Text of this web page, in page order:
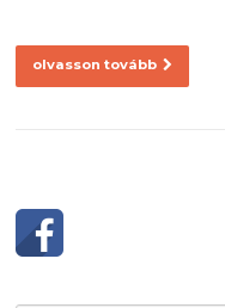
olvasson tovább